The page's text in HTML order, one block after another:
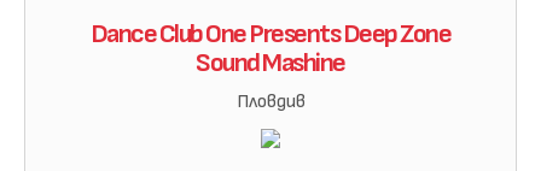
Dance Club One Presents Deep Zone
Sound Mashine
Пловдив